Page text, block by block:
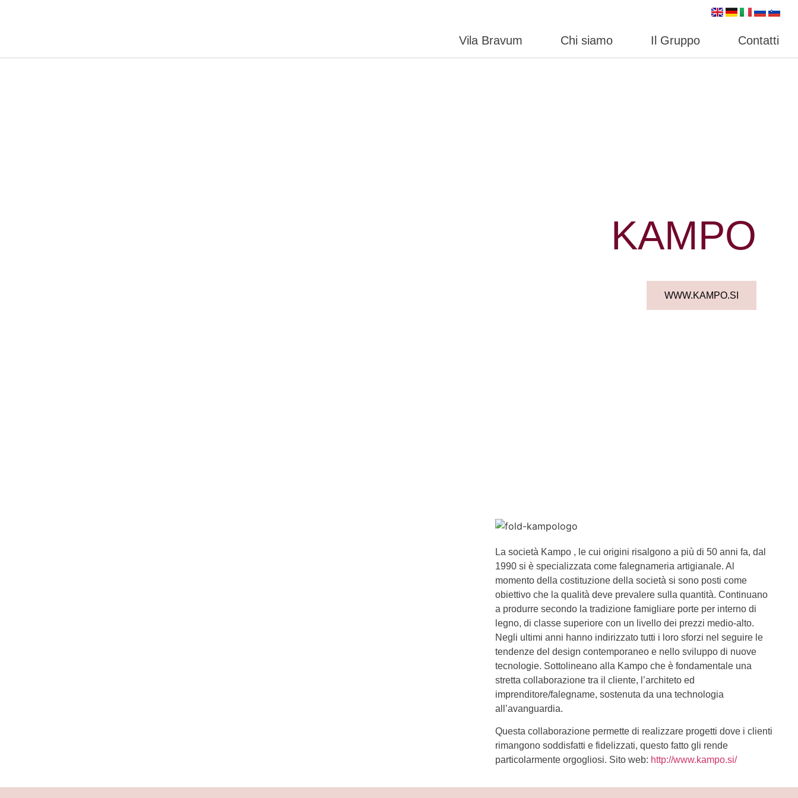
Vila Bravum Chi siamo Il Gruppo Contatti
KAMPO
WWW.KAMPO.SI
La società Kampo , le cui origini risalgono a più di 50 anni fa, dal
1990 si è specializzata come falegnameria artigianale. Al
momento della costituzione della società si sono posti come
obiettivo che la qualità deve prevalere sulla quantità. Continuano
a produrre secondo la tradizione famigliare porte per interno di
legno, di classe superiore con un livello dei prezzi medio-alto.
Negli ultimi anni hanno indirizzato tutti i loro sforzi nel seguire le
tendenze del design contemporaneo e nello sviluppo di nuove
tecnologie. Sottolineano alla Kampo che è fondamentale una
stretta collaborazione tra il cliente, l’architeto ed
imprenditore/falegname, sostenuta da una technologia
all’avanguardia.
Questa collaborazione permette di realizzare progetti dove i clienti
rimangono soddisfatti e fidelizzati, questo fatto gli rende
particolarmente orgogliosi. Sito web: http://www.kampo.si/